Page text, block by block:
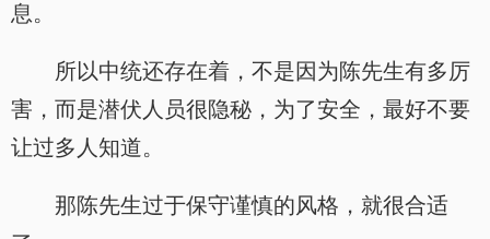
息。
所以中统还存在着，不是因为陈先生有多厉
害，而是潜伏人员很隐秘，为了安全，最好不要
让过多人知道。
那陈先生过于保守谨慎的风格，就很合适